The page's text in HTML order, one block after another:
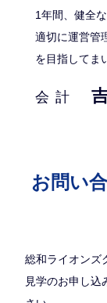
1年間、健全
適切に運営管
を目指してま
会計
お問い
総和ライオンズ
見学のお申し込